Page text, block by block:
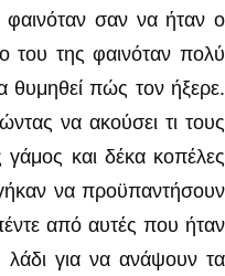
φαινόταν σαν να ήταν ο
της φαινόταν πολύ
πώς τον ήξερε.
να ακούσει τι τους
γάμος και δέκα κοπέλες
να προϋπαντήσουν
από αυτές που ήταν
για να ανάψουν τα